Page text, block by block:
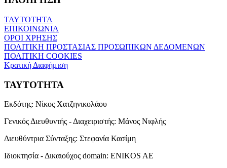
ΤΑΥΤΟΤΗΤΑ
ΕΠΙΚΟΙΝΩΝΙΑ
ΟΡΟΙ ΧΡΗΣΗΣ
ΠΟΛΙΤΙΚΗ ΠΡΟΣΤΑΣΙΑΣ ΠΡΟΣΩΠΙΚΩΝ ΔΕΔΟΜΕΝΩΝ
ΠΟΛΙΤΙΚΗ COOKIES
Κρατική Διαφήμιση
ΤΑΥΤΟΤΗΤΑ
Εκδότης: Νίκος Χατζηνικολάου
Γενικός Διευθυντής - Διαχειριστής: Μάνος Νιφλής
Διευθύντρια Σύνταξης: Στεφανία Κασίμη
Ιδιοκτησία - Δικαιούχος domain: ENIKOS AE